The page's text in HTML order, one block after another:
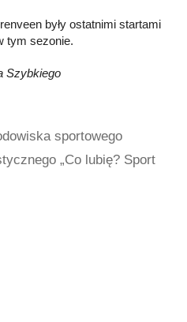
były ostatnimi startami
tym sezonie.
Szybkiego
sportowego
„Co lubię? Sport